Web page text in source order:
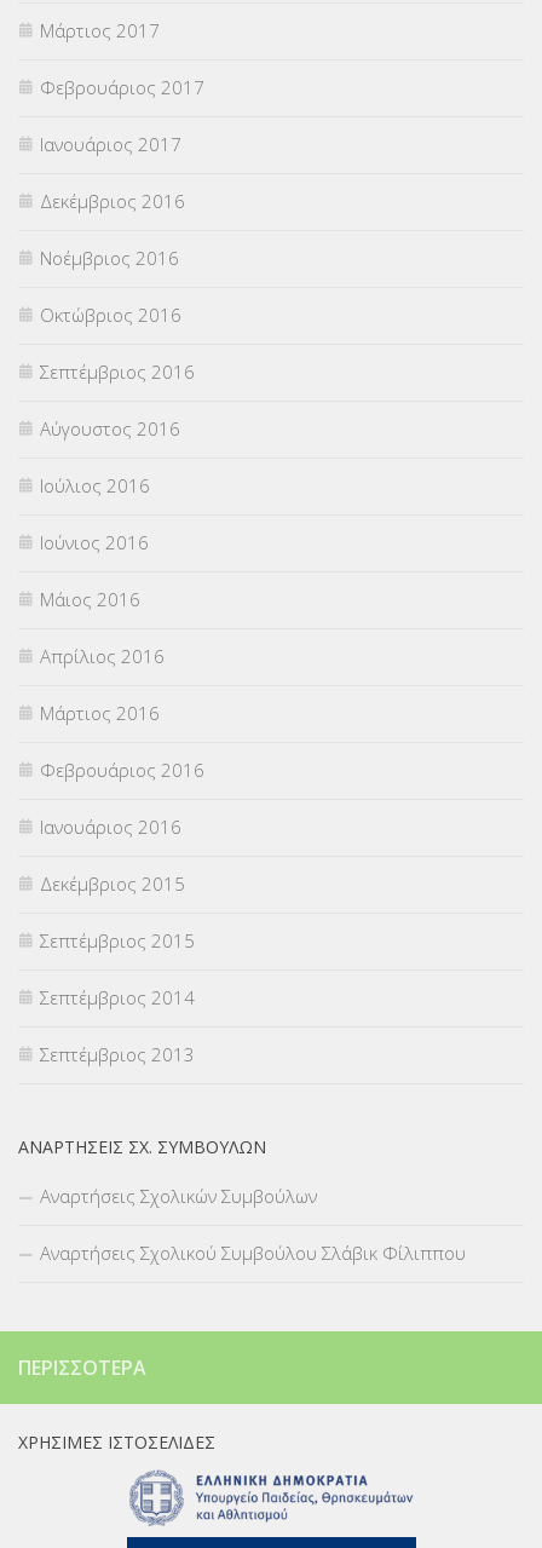
Μάρτιος 2017
Φεβρουάριος 2017
Ιανουάριος 2017
Δεκέμβριος 2016
Νοέμβριος 2016
Οκτώβριος 2016
Σεπτέμβριος 2016
Αύγουστος 2016
Ιούλιος 2016
Ιούνιος 2016
Μάιος 2016
Απρίλιος 2016
Μάρτιος 2016
Φεβρουάριος 2016
Ιανουάριος 2016
Δεκέμβριος 2015
Σεπτέμβριος 2015
Σεπτέμβριος 2014
Σεπτέμβριος 2013
ΑΝΑΡΤΉΣΕΙΣ ΣΧ. ΣΥΜΒΟΎΛΩΝ
Αναρτήσεις Σχολικών Συμβούλων
Αναρτήσεις Σχολικού Συμβούλου Σλάβικ Φίλιππου
ΠΕΡΙΣΣΌΤΕΡΑ
ΧΡΉΣΙΜΕΣ ΙΣΤΟΣΕΛΊΔΕΣ